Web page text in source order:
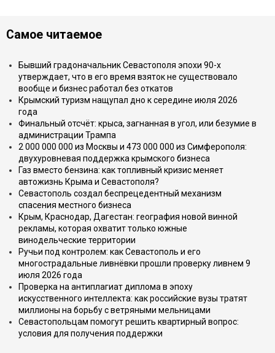
Самое читаемое
Бывший градоначальник Севастополя эпохи 90-х
утверждает, что в его время взяток не существовало
вообще и бизнес работал без откатов
Крымский туризм нащупал дно к середине июля 2026
года
Финальный отсчёт: крыса, загнанная в угол, или безумие в
администрации Трампа
2 000 000 000 из Москвы и 473 000 000 из Симферополя:
двухуровневая поддержка крымского бизнеса
Газ вместо бензина: как топливный кризис меняет
автожизнь Крыма и Севастополя?
Севастополь создал беспрецедентный механизм
спасения местного бизнеса
Крым, Краснодар, Дагестан: география новой винной
рекламы, которая охватит только южные
винодельческие территории
Ручьи под контролем: как Севастополь и его
многострадальные ливнёвки прошли проверку ливнем 9
июля 2026 года
Проверка на антиплагиат диплома в эпоху
искусственного интеллекта: как российские вузы тратят
миллионы на борьбу с ветряными мельницами
Севастопольцам помогут решить квартирный вопрос:
условия для получения поддержки